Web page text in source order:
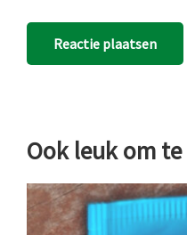
Ook leuk om te